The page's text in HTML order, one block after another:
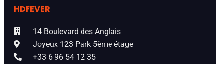
HDFEVER
14 Boulevard des Anglais
Joyeux 123 Park 5ème étage
+33 6 96 54 12 35